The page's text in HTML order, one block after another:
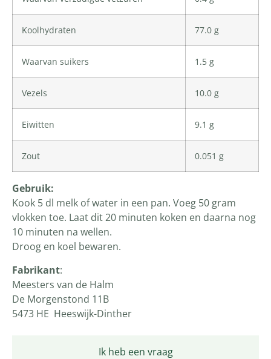
Ik heb een vraag
Koolhydraten 77.0 g
Waarvan suikers 1.5 g
Vezels 10.0 g
Eiwitten 9.1 g
Zout 0.051 g
Gebruik:
Kook 5 dl melk of water in een pan. Voeg 50 gram
vlokken toe. Laat dit 20 minuten koken en daarna nog
10 minuten na wellen.
Droog en koel bewaren.
Fabrikant:
Meesters van de Halm
De Morgenstond 11B
5473 HE Heeswijk-Dinther